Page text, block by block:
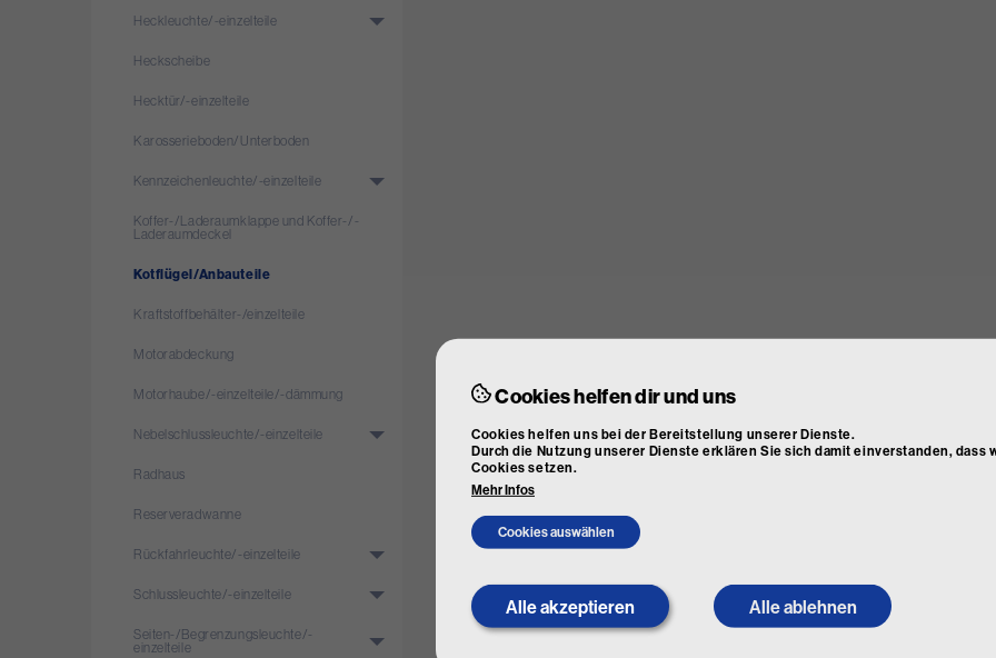
Heckleuchte/­-einzelteile
Heckscheibe
Hecktür/­-einzelteile
Karosserieboden/­Unterboden
Kennzeichenleuchte/­-einzelteile
Koffer-/­Laderaumklappe und Koffer-/­
Laderaumdeckel
Kotflügel/­Anbauteile
Kraftstoffbehälter-/­einzelteile
Motorabdeckung
Motorhaube/­-einzelteile/­-dämmung
Nebelschlussleuchte/­-einzelteile
Radhaus
Reserveradwanne
Rückfahrleuchte/­-einzelteile
Schlussleuchte/­-einzelteile
Seiten-/­Begrenzungsleuchte/­-
einzelteile
Cookies helfen dir und uns
Cookies helfen uns bei der Bereitstellung unserer Dienste.
Durch die Nutzung unserer Dienste erklären Sie sich damit einverstanden, dass
Cookies setzen.
Mehr Infos
Cookies auswählen
Alle akzeptieren
Withdraw
consent
Alle ablehnen